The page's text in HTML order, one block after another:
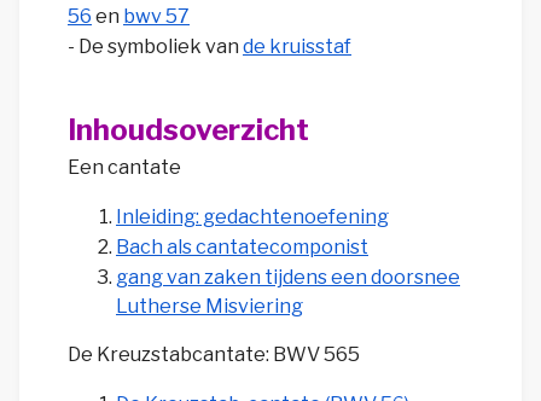
56 en bwv 57
- De symboliek van de kruisstaf
Inhoudsoverzicht
Een cantate
Inleiding: gedachtenoefening
Bach als cantatecomponist
gang van zaken tijdens een doorsnee
Lutherse Misviering
De Kreuzstabcantate: BWV 565